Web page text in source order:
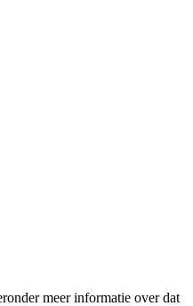
meer informatie over dat